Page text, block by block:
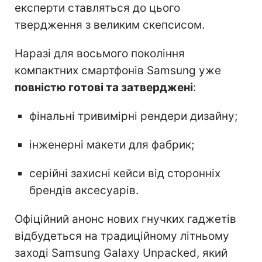
експерти ставляться до цього
твердження з великим скепсисом.
Наразі для восьмого покоління
компактних смартфонів Samsung уже
повністю готові та затверджені:
фінальні тривимірні рендери дизайну;
інженерні макети для фабрик;
серійні захисні кейси від сторонніх
брендів аксесуарів.
Офіційний анонс нових гнучких гаджетів
відбудеться на традиційному літньому
заході Samsung Galaxy Unpacked, який